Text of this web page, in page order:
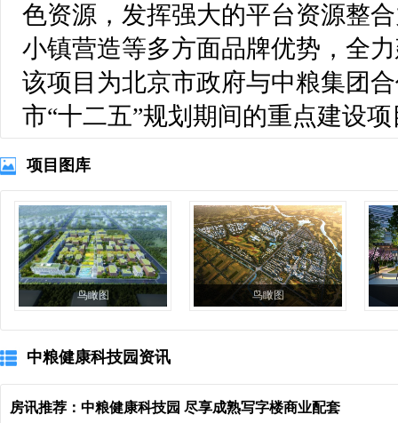
色资源，发挥强大的平台资源整
小镇营造等多方面品牌优势，全
该项目为北京市政府与中粮集团
市“十二五”规划期间的重点建设
项目图库
鸟瞰图 鸟瞰图
中粮健康科技园资讯
房讯推荐：中粮健康科技园 尽享成熟写字楼商业配套